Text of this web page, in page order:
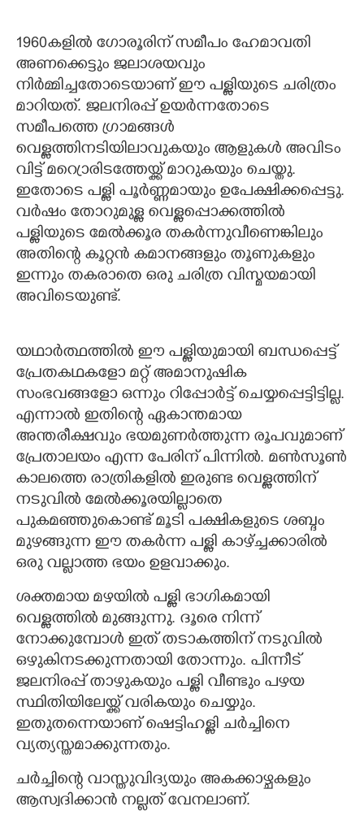
1960കളിൽ ഗോരൂരിന് സമീപം ഹേമാവതി
അണക്കെട്ടും ജലാശയവും
നിർമ്മിച്ചതോടെയാണ് ഈ പള്ളിയുടെ ചരിത്രം
മാറിയത്. ജലനിരപ്പ് ഉയർന്നതോടെ
സമീപത്തെ ഗ്രാമങ്ങൾ
വെള്ളത്തിനടിയിലാവുകയും ആളുകൾ അവിടം
വിട്ട് മറ്രൊരിടത്തേയ്ക്ക് മാറുകയും ചെയ്തു.
ഇതോടെ പള്ളി പൂർണ്ണമായും ഉപേക്ഷിക്കപ്പെട്ടു.
വർഷം തോറുമുള്ള വെള്ളപ്പൊക്കത്തിൽ
പള്ളിയുടെ മേൽക്കൂര തകർന്നുവീണെങ്കിലും
അതിന്റെ കൂറ്റൻ കമാനങ്ങളും തൂണുകളും
ഇന്നും തകരാതെ ഒരു ചരിത്ര വിസ്മയമായി
അവിടെയുണ്ട്.
യഥാർത്ഥത്തിൽ ഈ പള്ളിയുമായി ബന്ധപ്പെട്ട്
പ്രേതകഥകളോ മറ്റ് അമാനുഷിക
സംഭവങ്ങളോ ഒന്നും റിപ്പോർട്ട് ചെയ്യപ്പെട്ടിട്ടില്ല.
എന്നാൽ ഇതിന്റെ ഏകാന്തമായ
അന്തരീക്ഷവും ഭയമുണർത്തുന്ന രൂപവുമാണ്
പ്രേതാലയം എന്ന പേരിന് പിന്നിൽ. മൺസൂൺ
കാലത്തെ രാത്രികളിൽ ഇരുണ്ട വെള്ളത്തിന്
നടുവിൽ മേൽക്കൂരയില്ലാതെ
പുകമഞ്ഞുകൊണ്ട് മൂടി പക്ഷികളുടെ ശബ്ദം
മുഴങ്ങുന്ന ഈ തകർന്ന പള്ളി കാഴ്ച്ചക്കാരിൽ
ഒരു വല്ലാത്ത ഭയം ഉളവാക്കും.
ശക്തമായ മഴയിൽ പള്ളി ഭാഗികമായി
വെള്ളത്തിൽ മുങ്ങുന്നു. ദൂരെ നിന്ന്
നോക്കുമ്പോൾ ഇത് തടാകത്തിന് നടുവിൽ
ഒഴുകിനടക്കുന്നതായി തോന്നും. പിന്നീട്
ജലനിരപ്പ് താഴുകയും പള്ളി വീണ്ടും പഴയ
സ്ഥിതിയിലേയ്ക്ക് വരികയും ചെയ്യും.
ഇതുതന്നെയാണ് ഷെട്ടിഹള്ളി ചർച്ചിനെ
വ്യത്യസ്തമാക്കുന്നതും.
ചർച്ചിന്റെ വാസ്തുവിദ്യയും അകക്കാഴ്ചകളും
ആസ്വദിക്കാൻ നല്ലത് വേനലാണ്.